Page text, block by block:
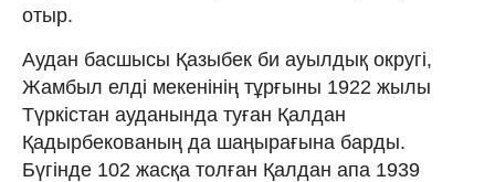
отыр.
Аудан басшысы Қазыбек би ауылдық округі,
Жамбыл елді мекенінің тұрғыны 1922 жылы
Түркістан ауданында туған Қалдан
Қадырбекованың да шаңырағына барды.
Бүгінде 102 жасқа толған Қалдан апа 1939